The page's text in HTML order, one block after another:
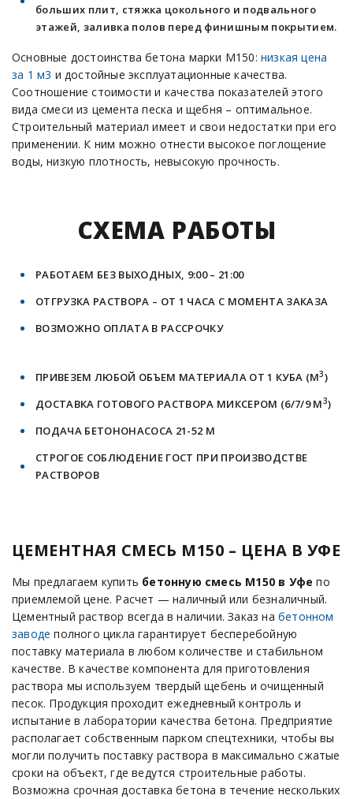
больших плит, стяжка цокольного и подвального
этажей, заливка полов перед финишным покрытием.
Основные достоинства бетона марки М150: низкая цена
за 1 м3 и достойные эксплуатационные качества.
Соотношение стоимости и качества показателей этого
вида смеси из цемента песка и щебня – оптимальное.
Строительный материал имеет и свои недостатки при его
применении. К ним можно отнести высокое поглощение
воды, низкую плотность, невысокую прочность.
СХЕМА РАБОТЫ
РАБОТАЕМ БЕЗ ВЫХОДНЫХ, 9:00 – 21:00
ОТГРУЗКА РАСТВОРА – ОТ 1 ЧАСА С МОМЕНТА ЗАКАЗА
ВОЗМОЖНО ОПЛАТА В РАССРОЧКУ
ПРИВЕЗЕМ ЛЮБОЙ ОБЪЕМ МАТЕРИАЛА ОТ 1 КУБА (М3)
ДОСТАВКА ГОТОВОГО РАСТВОРА МИКСЕРОМ (6/7/9 М3)
ПОДАЧА БЕТОНОНАСОСА 21-52 М
СТРОГОЕ СОБЛЮДЕНИЕ ГОСТ ПРИ ПРОИЗВОДСТВЕ
РАСТВОРОВ
ЦЕМЕНТНАЯ СМЕСЬ М150 – ЦЕНА В УФЕ
Мы предлагаем купить бетонную смесь М150 в Уфе по
приемлемой цене. Расчет — наличный или безналичный.
Цементный раствор всегда в наличии. Заказ на бетонном
заводе полного цикла гарантирует бесперебойную
поставку материала в любом количестве и стабильном
качестве. В качестве компонента для приготовления
раствора мы используем твердый щебень и очищенный
песок. Продукция проходит ежедневный контроль и
испытание в лаборатории качества бетона. Предприятие
располагает собственным парком спецтехники, чтобы вы
могли получить поставку раствора в максимально сжатые
сроки на объект, где ведутся строительные работы.
Возможна срочная доставка бетона в течение нескольких